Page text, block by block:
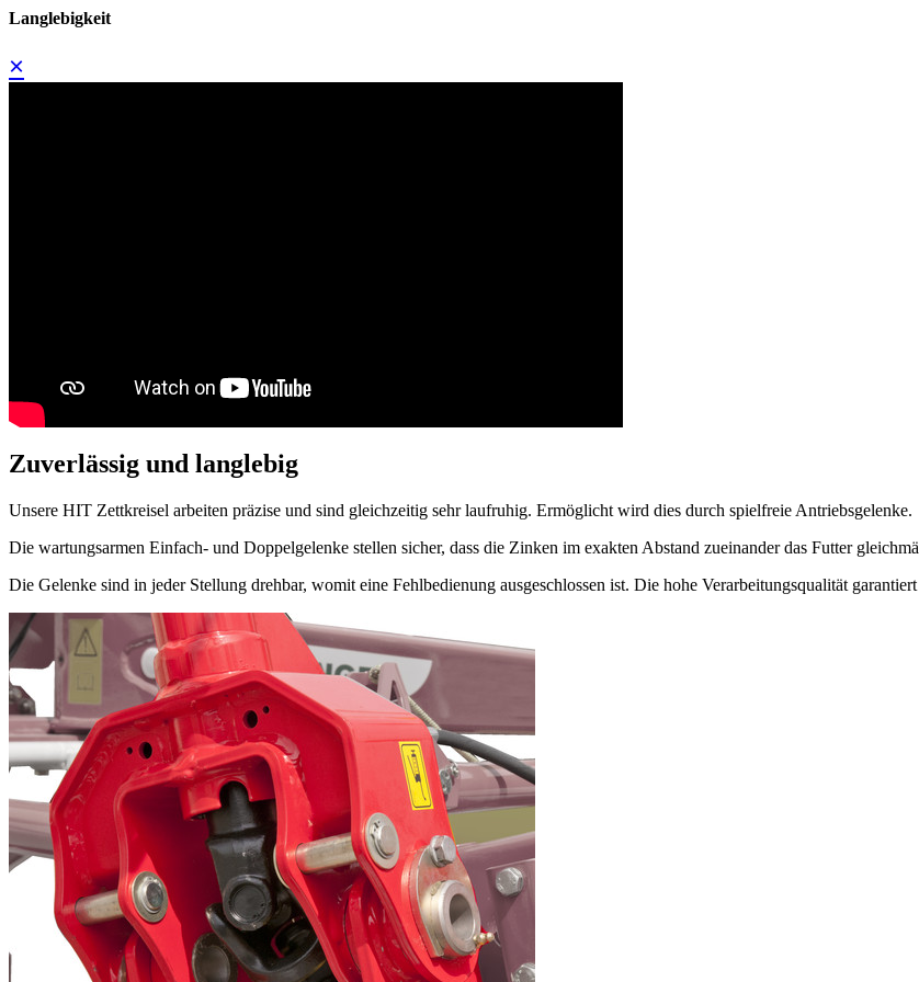
Langlebigkeit
×
Zuverlässig und langlebig
Unsere HIT Zettkreisel arbeiten präzise und sind gleichzeitig sehr laufruhig. Ermöglicht wird dies durch spielfreie Antriebsgelenke.
Die wartungsarmen Einfach- und Doppelgelenke stellen sicher, dass die Zinken im exakten Abstand zueinander das Futter
Die Gelenke sind in jeder Stellung drehbar, womit eine Fehlbedienung ausgeschlossen ist. Die hohe Verarbeitungsqualität